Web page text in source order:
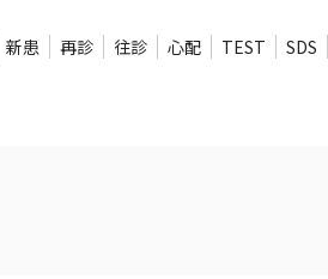
新患 再診 往診 心配 TEST SDS